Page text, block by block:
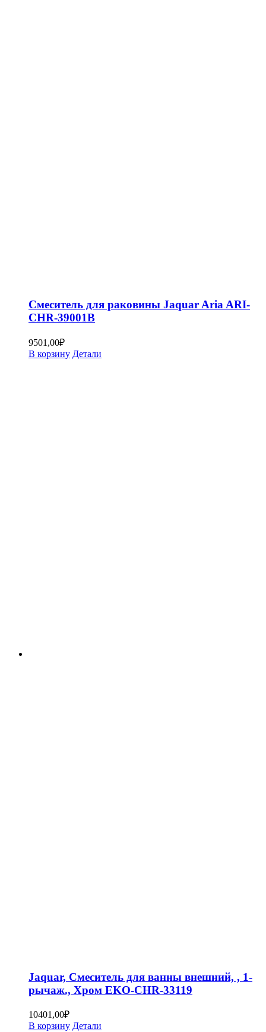
Смеситель для раковины Jaquar Aria ARI-
CHR-39001B
9501,00₽
В корзину Детали
Jaquar, Смеситель для ванны внешний, , 1-
рычаж., Хром EKO-CHR-33119
10401,00₽
В корзину Детали